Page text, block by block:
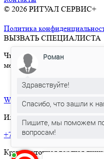
© 2026 РИТУАЛ СЕРВИС+
Политика
ВЫЗВАТЬ СПЕЦИАЛИСТА
Чтобы вызвать ритуального
мессенджер:
max Telegram
What’sApp
Или позвоните по телефону:
+7 495 150-36-47
Круглосуточная горячая
Роман
Здравствуйте!
Спасибо, что зашли к
Пишите, мы поможем
вопросам!